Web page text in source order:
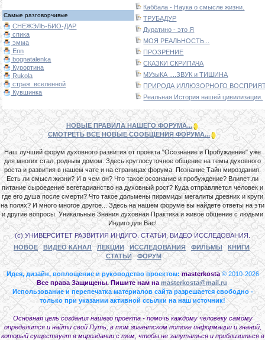
Каббала - Наука о смысле жизни.
ТРУБАДУР
Дуратино - это Я
МОЯ РЕАЛЬНОСТЬ...
ПРОЗРЕНИЕ
СКАЗКИ СКРИПАЧА
МУзыКА ....ЗВУК и ТИШИНА
ПРИРОДА ИЛЛЮЗОРНОГО
Реальная История нашей цивилизации.
Самые разговорчивые
СНЕЖЭЛЬ-БИО-ДАР
спика
эмма
Enn
bognatalenka
Курортина
Rukola
страж_вселенной
Кувшинка
НОВЫЕ ПРАВИЛА НАШЕГО ФОРУМА...
СМОТРЕТЬ ВСЕ НОВЫЕ СООБЩЕНИЯ ФОРУМА...
Наш лучший форум духовного развития от проекта "Осознание и Пробуждение" уже
для многих стал, родным домом. Здесь круглосуточное общение на темы духовного
роста и развития в нашем чате и на страницах форума. Познание Тайн мироздания.
Есть ли смысл жизни? И в чем он? Что такое осознание и пробуждение? Влияет ли
питание сыроедение вегетарианство на духовный рост? Куда отправляется человек и
где его душа после смерти? Что такое дольмены пирамиды мегалиты древних и круги
на полях? И много многое другое... Здесь на нашем форуме вы найдете ответы на эти
и другие вопросы. Уникальные Знания духовная Практика и живое общение с людьми
Индиго для Вас!
(с) УНИВЕРСИТЕТ РАЗВИТИЯ ИНДИГО. СТАТЬИ, ВИДЕО ИССЛЕДОВАНИЯ.
НОВОЕ
ВИДЕО КАНАЛ ЛЕКЦИИ ИССЛЕДОВАНИЯ ФИЛЬМЫ
КНИГИ
СТАТЬИ
ФОРУМ
Идея, дизайн, воплощение и руководство проектом: masterkosta © 2010-2026
Все права Защищены. Пишите нам на masterkosta@mail.ru
Использование и перепечатка материалов сайта разрешается свободно -
только при указании активной ссылки на наш источник!
Основная цель создания нашего проекта - помочь каждому человеку самому
определится и найти свой Путь, в том гигантском потоке информации и знаний,
который существует в мироздании с тем, чтобы не запутаться и приблизиться в